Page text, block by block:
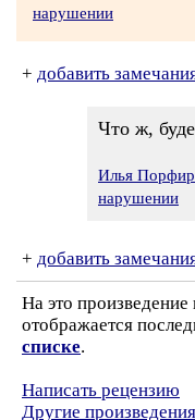
нарушении
+ добавить
Что ж,
Илья
нарушении
+ добавить
На это
отображается
списке.
Написать рецензию
Другие